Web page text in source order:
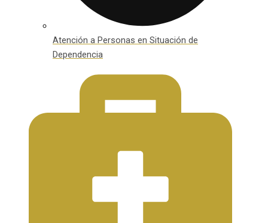
Atención a Personas en Situación de
Dependencia